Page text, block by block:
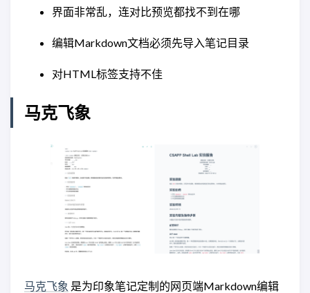
界面非常乱，连对比预览都找不到在哪
编辑Markdown文档必须先导入笔记目录
对HTML标签支持不佳
马克飞象
马克飞象 是为印象笔记定制的网页端Markdown编辑